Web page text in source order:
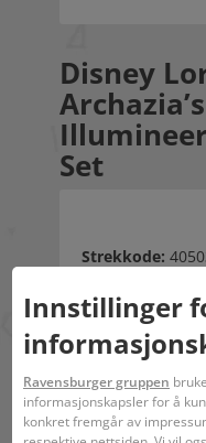
Disney
Set
Strekkode:
Karakter:
Ingen advarsler
Innstillinger
Ravensburger gruppen
informasjonskapsler for å
konkret fremgår av